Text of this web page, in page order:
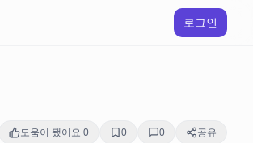
로그인
도움이 됐어요 0 0 0 공유